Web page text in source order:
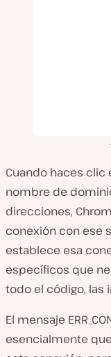
Cuando haces clic
nombre de
direcciones,
conexión con ese
establece esa
específicos que
todo el código, las
El mensaje
esencialmente que